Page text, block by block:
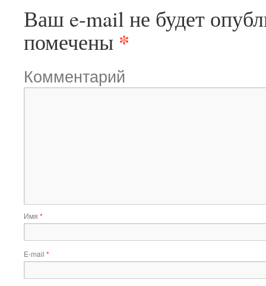
Ваш e-mail не будет
помечены *
Комментарий
Имя *
E-mail *